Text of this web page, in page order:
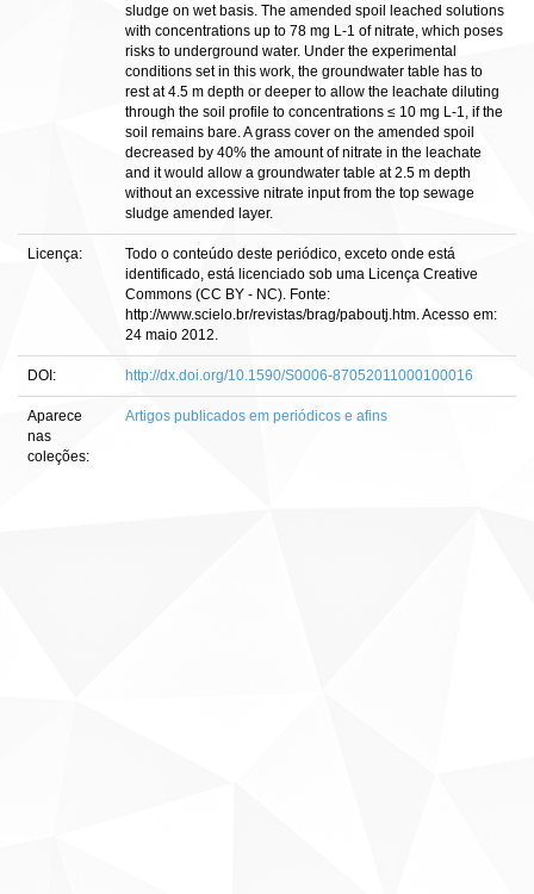
sludge on wet basis. The amended spoil leached solutions
with concentrations up to 78 mg L-1 of nitrate, which poses
risks to underground water. Under the experimental
conditions set in this work, the groundwater table has to
rest at 4.5 m depth or deeper to allow the leachate diluting
through the soil profile to concentrations ≤ 10 mg L-1, if the
soil remains bare. A grass cover on the amended spoil
decreased by 40% the amount of nitrate in the leachate
and it would allow a groundwater table at 2.5 m depth
without an excessive nitrate input from the top sewage
sludge amended layer.
Licença:
Todo o conteúdo deste periódico, exceto onde está
identificado, está licenciado sob uma Licença Creative
Commons (CC BY - NC). Fonte:
http://www.scielo.br/revistas/brag/paboutj.htm. Acesso em:
24 maio 2012.
DOI: http://dx.doi.org/10.1590/S0006-87052011000100016
Aparece
nas
coleções:
Artigos publicados em periódicos e afins